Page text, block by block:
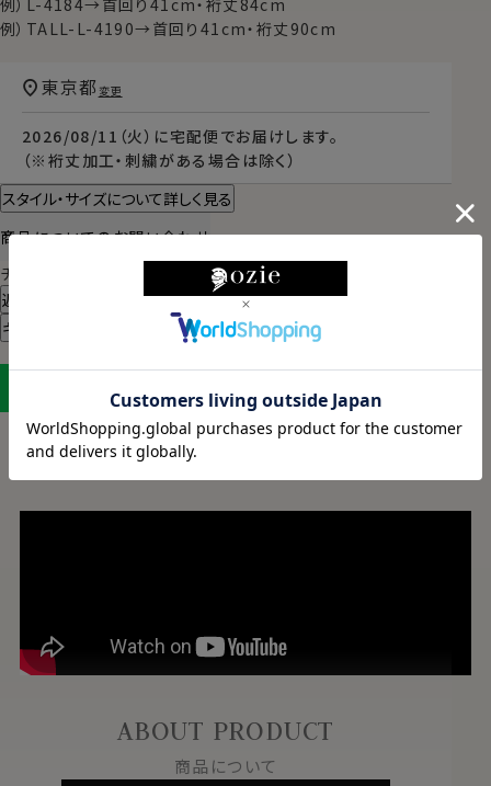
例）L-4184→首回り41cm・裄丈84cm
例）TALL-L-4190→首回り41cm・裄丈90cm
2026/08/11（火） に宅配便 でお届けします。
（※裄丈加工・刺繍がある場合は除く）
東京都 変更
スタイル・サイズについて詳しく見る
商品についてのお問い合わせ
チャットでお問い合わせ
返品・交換について
ギフトラッピングについて
ABOUT PRODUCT
商品について